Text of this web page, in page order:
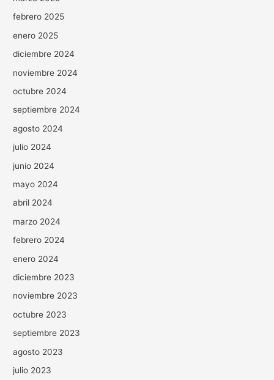
febrero 2025
enero 2025
diciembre 2024
noviembre 2024
octubre 2024
septiembre 2024
agosto 2024
julio 2024
junio 2024
mayo 2024
abril 2024
marzo 2024
febrero 2024
enero 2024
diciembre 2023
noviembre 2023
octubre 2023
septiembre 2023
agosto 2023
julio 2023